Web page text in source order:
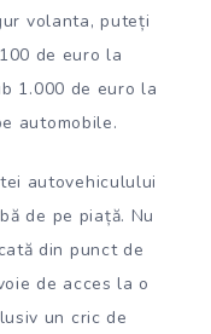
volanta, puteți
de euro la
1.000 de euro la
automobile.
autovehiculului
de pe piață. Nu
din punct de
de acces la o
un cric de